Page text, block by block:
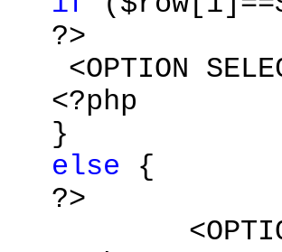
?>
<OPTION
<?php
}
else {
?>